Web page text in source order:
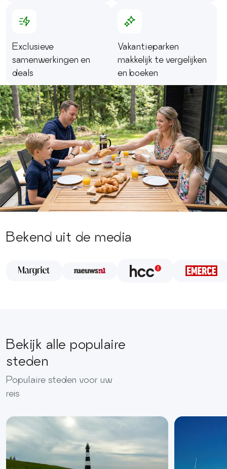
Exclusieve
samenwerkingen en
deals
Vakantieparken
makkelijk te vergelijken
en boeken
Bekend uit de media
Bekijk alle populaire
steden
Populaire steden voor uw
reis